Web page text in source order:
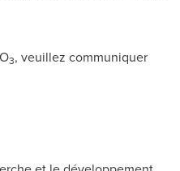
3, veuillez communiquer